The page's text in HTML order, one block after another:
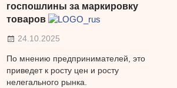
госпошлины за маркировку
товаров
24.10.2025
По мнению предпринимателей, это
приведет к росту цен и росту
нелегального рынка.